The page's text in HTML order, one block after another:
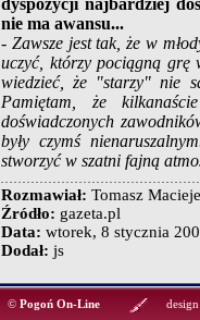
dyspozycji najbardziej
nie ma awansu...
- Zawsze jest tak, że w
uczyć, którzy pociągną grę
wiedzieć, że "starzy" nie
Pamiętam, że
doświadczonych
były czymś
stworzyć w szatni fajną
Rozmawiał: Tomasz
Źródło: gazeta.pl
Data: wtorek, 8 stycznia
Dodał: js
© Pogoń On-Line